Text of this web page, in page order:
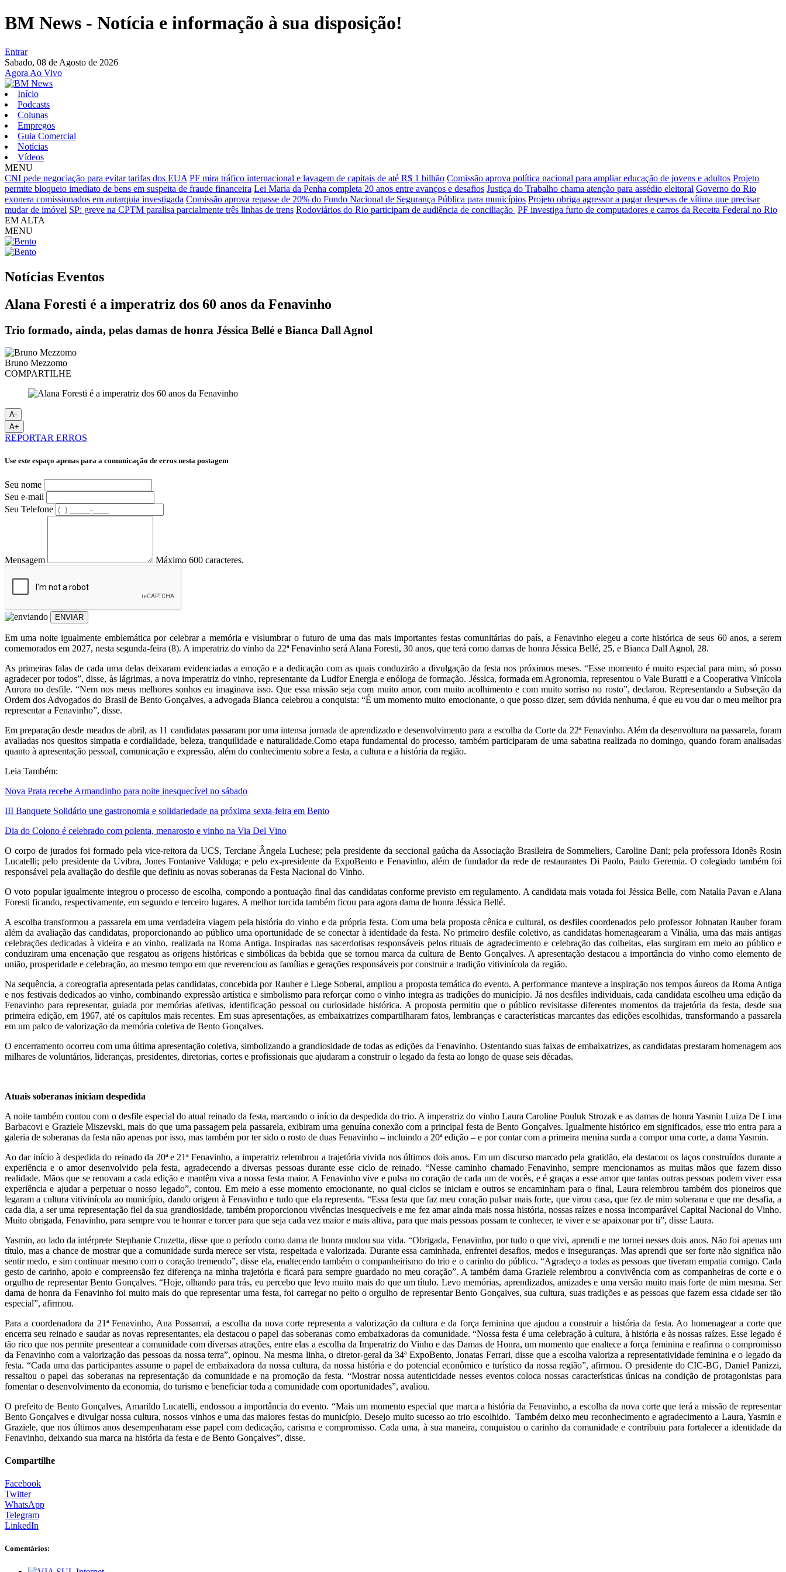
BM News - Notícia e informação à sua disposição!
Entrar
Sabado, 08 de Agosto de 2026
Agora Ao Vivo
Início
Podcasts
Colunas
Empregos
Guia Comercial
Notícias
Vídeos
MENU
CNI pede negociação para evitar tarifas dos EUA PF mira tráfico internacional e lavagem de capitais de até R$ 1 bilhão Comissão aprova política nacional para ampliar educação de jovens e adultos Projeto
permite bloqueio imediato de bens em suspeita de fraude financeira Lei Maria da Penha completa 20 anos entre avanços e desafios Justiça do Trabalho chama atenção para assédio eleitoral Governo do Rio
exonera comissionados em autarquia investigada Comissão aprova repasse de 20% do Fundo Nacional de Segurança Pública para municípios Projeto obriga agressor a pagar despesas de vítima que precisar
mudar de imóvel SP: greve na CPTM paralisa parcialmente três linhas de trens Rodoviários do Rio participam de audiência de conciliação PF investiga furto de computadores e carros da Receita Federal no Rio
EM ALTA
MENU
Notícias Eventos
Alana Foresti é a imperatriz dos 60 anos da Fenavinho
Trio formado, ainda, pelas damas de honra Jéssica Bellé e Bianca Dall Agnol
Bruno Mezzomo
COMPARTILHE
A-
A+
REPORTAR ERROS
Use este espaço apenas para a comunicação de erros nesta postagem
Seu nome
Seu e-mail
Seu Telefone
Mensagem Máximo 600 caracteres.
ENVIAR
Em uma noite igualmente emblemática por celebrar a memória e vislumbrar o futuro de uma das mais importantes festas comunitárias do país, a Fenavinho elegeu a corte histórica de seus 60 anos, a serem
comemorados em 2027, nesta segunda-feira (8). A imperatriz do vinho da 22ª Fenavinho será Alana Foresti, 30 anos, que terá como damas de honra Jéssica Bellé, 25, e Bianca Dall Agnol, 28.
As primeiras falas de cada uma delas deixaram evidenciadas a emoção e a dedicação com as quais conduzirão a divulgação da festa nos próximos meses. “Esse momento é muito especial para mim, só posso
agradecer por todos”, disse, às lágrimas, a nova imperatriz do vinho, representante da Ludfor Energia e enóloga de formação. Jéssica, formada em Agronomia, representou o Vale Buratti e a Cooperativa Vinícola
Aurora no desfile. “Nem nos meus melhores sonhos eu imaginava isso. Que essa missão seja com muito amor, com muito acolhimento e com muito sorriso no rosto”, declarou. Representando a Subseção da
Ordem dos Advogados do Brasil de Bento Gonçalves, a advogada Bianca celebrou a conquista: “É um momento muito emocionante, o que posso dizer, sem dúvida nenhuma, é que eu vou dar o meu melhor pra
representar a Fenavinho”, disse.
Em preparação desde meados de abril, as 11 candidatas passaram por uma intensa jornada de aprendizado e desenvolvimento para a escolha da Corte da 22ª Fenavinho. Além da desenvoltura na passarela, foram
avaliadas nos quesitos simpatia e cordialidade, beleza, tranquilidade e naturalidade.Como etapa fundamental do processo, também participaram de uma sabatina realizada no domingo, quando foram analisadas
quanto à apresentação pessoal, comunicação e expressão, além do conhecimento sobre a festa, a cultura e a história da região.
Leia Também:
Nova Prata recebe Armandinho para noite inesquecível no sábado
III Banquete Solidário une gastronomia e solidariedade na próxima sexta-feira em Bento
Dia do Colono é celebrado com polenta, menarosto e vinho na Via Del Vino
O corpo de jurados foi formado pela vice-reitora da UCS, Terciane Ângela Luchese; pela presidente da seccional gaúcha da Associação Brasileira de Sommeliers, Caroline Dani; pela professora Idonês Rosin
Lucatelli; pelo presidente da Uvibra, Jones Fontanive Valduga; e pelo ex-presidente da ExpoBento e Fenavinho, além de fundador da rede de restaurantes Di Paolo, Paulo Geremia. O colegiado também foi
responsável pela avaliação do desfile que definiu as novas soberanas da Festa Nacional do Vinho.
O voto popular igualmente integrou o processo de escolha, compondo a pontuação final das candidatas conforme previsto em regulamento. A candidata mais votada foi Jéssica Belle, com Natalia Pavan e Alana
Foresti ficando, respectivamente, em segundo e terceiro lugares. A melhor torcida também ficou para agora dama de honra Jéssica Bellé.
A escolha transformou a passarela em uma verdadeira viagem pela história do vinho e da própria festa. Com uma bela proposta cênica e cultural, os desfiles coordenados pelo professor Johnatan Rauber foram
além da avaliação das candidatas, proporcionando ao público uma oportunidade de se conectar à identidade da festa. No primeiro desfile coletivo, as candidatas homenagearam a Vinália, uma das mais antigas
celebrações dedicadas à videira e ao vinho, realizada na Roma Antiga. Inspiradas nas sacerdotisas responsáveis pelos rituais de agradecimento e celebração das colheitas, elas surgiram em meio ao público e
conduziram uma encenação que resgatou as origens históricas e simbólicas da bebida que se tornou marca da cultura de Bento Gonçalves. A apresentação destacou a importância do vinho como elemento de
união, prosperidade e celebração, ao mesmo tempo em que reverenciou as famílias e gerações responsáveis por construir a tradição vitivinícola da região.
Na sequência, a coreografia apresentada pelas candidatas, concebida por Rauber e Liege Soberai, ampliou a proposta temática do evento. A performance manteve a inspiração nos tempos áureos da Roma Antiga
e nos festivais dedicados ao vinho, combinando expressão artística e simbolismo para reforçar como o vinho integra as tradições do município. Já nos desfiles individuais, cada candidata escolheu uma edição da
Fenavinho para representar, guiada por memórias afetivas, identificação pessoal ou curiosidade histórica. A proposta permitiu que o público revisitasse diferentes momentos da trajetória da festa, desde sua
primeira edição, em 1967, até os capítulos mais recentes. Em suas apresentações, as embaixatrizes compartilharam fatos, lembranças e características marcantes das edições escolhidas, transformando a passarela
em um palco de valorização da memória coletiva de Bento Gonçalves.
O encerramento ocorreu com uma última apresentação coletiva, simbolizando a grandiosidade de todas as edições da Fenavinho. Ostentando suas faixas de embaixatrizes, as candidatas prestaram homenagem aos
milhares de voluntários, lideranças, presidentes, diretorias, cortes e profissionais que ajudaram a construir o legado da festa ao longo de quase seis décadas.
Atuais soberanas iniciam despedida
A noite também contou com o desfile especial do atual reinado da festa, marcando o início da despedida do trio. A imperatriz do vinho Laura Caroline Pouluk Strozak e as damas de honra Yasmin Luiza De Lima
Barbacovi e Graziele Miszevski, mais do que uma passagem pela passarela, exibiram uma genuína conexão com a principal festa de Bento Gonçalves. Igualmente histórico em significados, esse trio entra para a
galeria de soberanas da festa não apenas por isso, mas também por ter sido o rosto de duas Fenavinho – incluindo a 20ª edição – e por contar com a primeira menina surda a compor uma corte, a dama Yasmin.
Ao dar início à despedida do reinado da 20ª e 21ª Fenavinho, a imperatriz relembrou a trajetória vivida nos últimos dois anos. Em um discurso marcado pela gratidão, ela destacou os laços construídos durante a
experiência e o amor desenvolvido pela festa, agradecendo a diversas pessoas durante esse ciclo de reinado. “Nesse caminho chamado Fenavinho, sempre mencionamos as muitas mãos que fazem disso
realidade. Mãos que se renovam a cada edição e mantêm viva a nossa festa maior. A Fenavinho vive e pulsa no coração de cada um de vocês, e é graças a esse amor que tantas outras pessoas podem viver essa
experiência e ajudar a perpetuar o nosso legado”, contou. Em meio a esse momento emocionante, no qual ciclos se iniciam e outros se encaminham para o final, Laura relembrou também dos pioneiros que
legaram a cultura vitivinícola ao município, dando origem à Fenavinho e tudo que ela representa. “Essa festa que faz meu coração pulsar mais forte, que virou casa, que fez de mim soberana e que me desafia, a
cada dia, a ser uma representação fiel da sua grandiosidade, também proporcionou vivências inesquecíveis e me fez amar ainda mais nossa história, nossas raízes e nossa incomparável Capital Nacional do Vinho.
Muito obrigada, Fenavinho, para sempre vou te honrar e torcer para que seja cada vez maior e mais altiva, para que mais pessoas possam te conhecer, te viver e se apaixonar por ti”, disse Laura.
Yasmin, ao lado da intérprete Stephanie Cruzetta, disse que o período como dama de honra mudou sua vida. “Obrigada, Fenavinho, por tudo o que vivi, aprendi e me tornei nesses dois anos. Não foi apenas um
título, mas a chance de mostrar que a comunidade surda merece ser vista, respeitada e valorizada. Durante essa caminhada, enfrentei desafios, medos e inseguranças. Mas aprendi que ser forte não significa não
sentir medo, e sim continuar mesmo com o coração tremendo”, disse ela, enaltecendo também o companheirismo do trio e o carinho do público. “Agradeço a todas as pessoas que tiveram empatia comigo. Cada
gesto de carinho, apoio e compreensão fez diferença na minha trajetória e ficará para sempre guardado no meu coração”. A também dama Graziele relembrou a convivência com as companheiras de corte e o
orgulho de representar Bento Gonçalves. “Hoje, olhando para trás, eu percebo que levo muito mais do que um título. Levo memórias, aprendizados, amizades e uma versão muito mais forte de mim mesma. Ser
dama de honra da Fenavinho foi muito mais do que representar uma festa, foi carregar no peito o orgulho de representar Bento Gonçalves, sua cultura, suas tradições e as pessoas que fazem essa cidade ser tão
especial”, afirmou.
Para a coordenadora da 21ª Fenavinho, Ana Possamai, a escolha da nova corte representa a valorização da cultura e da força feminina que ajudou a construir a história da festa. Ao homenagear a corte que
encerra seu reinado e saudar as novas representantes, ela destacou o papel das soberanas como embaixadoras da comunidade. “Nossa festa é uma celebração à cultura, à história e às nossas raízes. Esse legado é
tão rico que nos permite presentear a comunidade com diversas atrações, entre elas a escolha da Imperatriz do Vinho e das Damas de Honra, um momento que enaltece a força feminina e reafirma o compromisso
da Fenavinho com a valorização das pessoas da nossa terra”, opinou. Na mesma linha, o diretor-geral da 34ª ExpoBento, Jonatas Ferrari, disse que a escolha valoriza a representatividade feminina e o legado da
festa. “Cada uma das participantes assume o papel de embaixadora da nossa cultura, da nossa história e do potencial econômico e turístico da nossa região”, afirmou. O presidente do CIC-BG, Daniel Panizzi,
ressaltou o papel das soberanas na representação da comunidade e na promoção da festa. “Mostrar nossa autenticidade nesses eventos coloca nossas características únicas na condição de protagonistas para
fomentar o desenvolvimento da economia, do turismo e beneficiar toda a comunidade com oportunidades”, avaliou.
O prefeito de Bento Gonçalves, Amarildo Lucatelli, endossou a importância do evento. “Mais um momento especial que marca a história da Fenavinho, a escolha da nova corte que terá a missão de representar
Bento Gonçalves e divulgar nossa cultura, nossos vinhos e uma das maiores festas do município. Desejo muito sucesso ao trio escolhido. Também deixo meu reconhecimento e agradecimento a Laura, Yasmin e
Graziele, que nos últimos anos desempenharam esse papel com dedicação, carisma e compromisso. Cada uma, à sua maneira, conquistou o carinho da comunidade e contribuiu para fortalecer a identidade da
Fenavinho, deixando sua marca na história da festa e de Bento Gonçalves”, disse.
Compartilhe
Facebook
Twitter
WhatsApp
Telegram
LinkedIn
Comentários: